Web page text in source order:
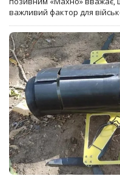
важливий фактор для